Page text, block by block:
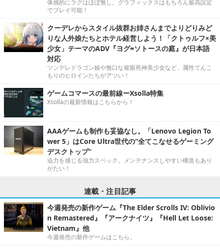
体感的にラグはほぼ無し。グラフィックスはもちろん最高設定
でプレイ可能！
クーデレからスタイル抜群お姉さんまでよりどりみど
りな人外娘たちとホテル経営しよう！「クトゥルフ×美
少女」テーマのADV『ヨグ=ソトースの庭』が日本語
対応
ツンデレドラゴン娘や無口な複眼死神美少女など、属性てんこ
もりのヒロインたちがアツい！
ゲームコマースの最前線ーXsolla特集
Xsollaの最新情報はこちらから！
AAAゲームも制作も妥協なし。「Lenovo Legion To
wer 5」はCore Ultra世代の“全てこなせるゲーミング
デスクトップ”
迫力を感じる強力スペック。メンテナンスしやすい構造もあり
がたい！
連載・注目記事
今週発売の新作ゲーム『The Elder Scrolls IV: Oblivio
n Remastered』『アークナイツ』『Hell Let Loose:
Vietnam』他
今週発売の新作ゲームはこちら。